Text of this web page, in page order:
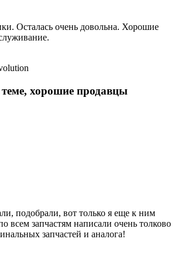
Осталась очень довольна. Хорошие
хорошие продавцы
подобрали, вот только я еще к ним
всем запчастям написали очень толково
запчастей и аналога!